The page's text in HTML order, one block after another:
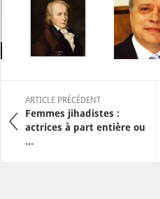
ARTICLE PRÉCÉDENT
Femmes jihadistes :
actrices à part entière ou
...